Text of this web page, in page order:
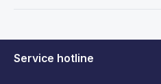
Service hotline